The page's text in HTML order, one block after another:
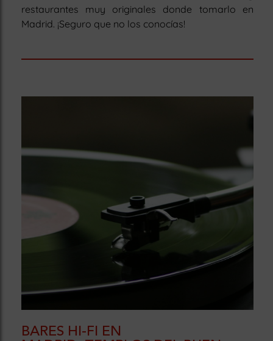
restaurantes muy originales donde tomarlo en
Madrid. ¡Seguro que no los conocías!
BARES HI-FI EN